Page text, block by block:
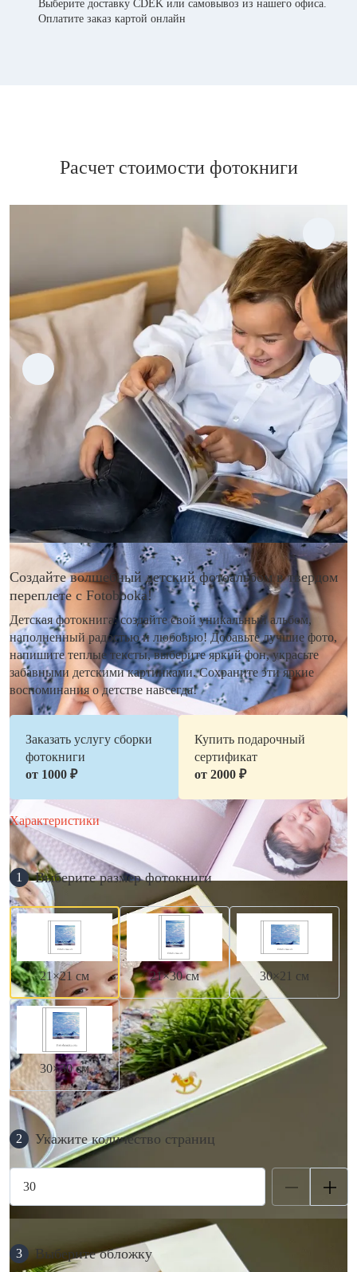
Выберите доставку CDEK или самовывоз из нашего офиса.
Оплатите заказ картой онлайн
Расчет стоимости фотокниги
Создайте волшебный детский фотоальбом в твердом
переплете с Fotobooka!
Детская фотокнига: создайте свой уникальный альбом,
наполненный радостью и любовью! Добавьте лучшие фото,
напишите теплые тексты, выберите яркий фон, украсьте
забавными детскими картинками. Сохраните эти яркие
воспоминания о детстве навсегда!
Заказать услугу сборки
фотокниги
от 1000 ₽
Купить подарочный
сертификат
от 2000 ₽
Характеристики
1 Выберите размер фотокниги
21×21 см 21×30 см 30×21 см
30×30 см
2 Укажите количество страниц
3 Выберите обложку